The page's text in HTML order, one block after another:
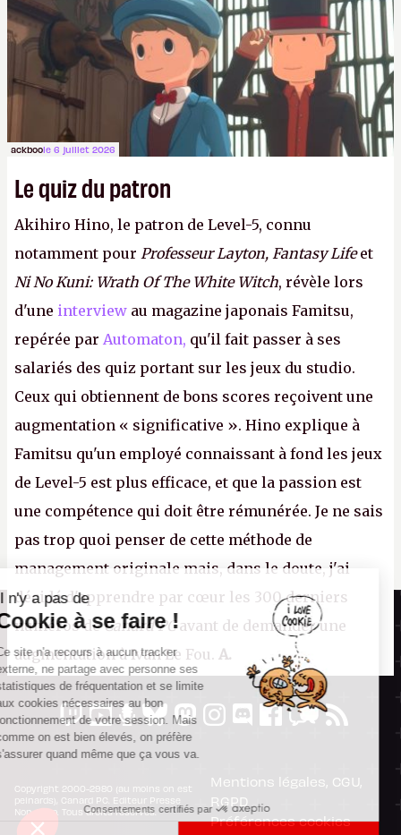
ackboole 6 juillet 2026
Le quiz du patron
Akihiro Hino, le patron de Level-5, connu
notamment pour Professeur Layton, Fantasy Lifeet
Ni No Kuni: Wrath Of The White Witch, révèle lors
d'une interview au magazine japonais Famitsu,
repérée par Automaton, qu'il fait passer à ses
salariés des quiz portant sur les jeux du studio.
Ceux qui obtiennent de bons scores reçoivent une
augmentation « significative ». Hino explique à
Famitsu qu'un employé connaissant à fond les jeux
de Level-5 est plus efficace, et que la passion est
une compétence qui doit être rémunérée. Je ne sais
pas trop quoi penser de cette méthode de
management originale mais, dans le doute, j'ai
décidé d'apprendre par cœur les 300 derniers
numéros deCanard PCavant de demander une
augmentation à Ivan Le Fou. A.
Canard PC
Kiosque numérique
Boutique
Copyright 2000-2980 (au moins on est
peinards), Canard PC. Editeur Presse
Non-Stop. Tous droits réservés.
Mentions légales, CGU,
RGPD
Préférences cookies
Il n'y a pas de
Cookie à se faire !
Ce site n'a recours à aucun tracker
externe, ne partage avec personne ses
statistiques de fréquentation et se limite
aux cookies nécessaires au bon
fonctionnement de votre session. Mais
comme on est bien élevés, on préfère
s'assurer quand même que ça vous va.
Consentements certifiés par